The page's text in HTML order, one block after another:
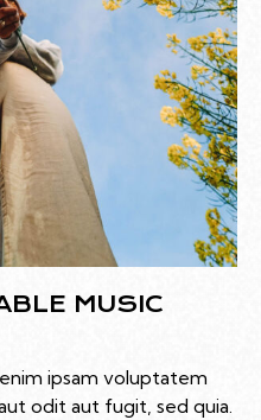
MUSIC
ipsam voluptatem
odit aut fugit, sed quia.